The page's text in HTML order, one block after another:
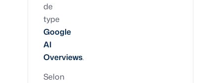
de
type
Google
AI
Overviews.
Selon